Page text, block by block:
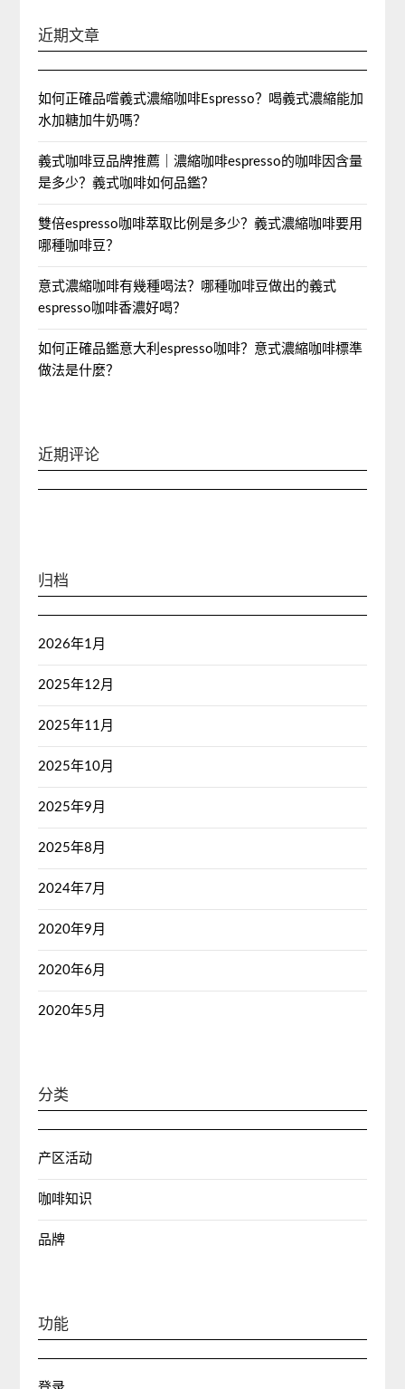
近期文章
如何正確品嚐義式濃縮咖啡Espresso？喝義式濃縮能加
水加糖加牛奶嗎？
義式咖啡豆品牌推薦｜濃縮咖啡espresso的咖啡因含量
是多少？義式咖啡如何品鑑？
雙倍espresso咖啡萃取比例是多少？義式濃縮咖啡要用
哪種咖啡豆？
意式濃縮咖啡有幾種喝法？哪種咖啡豆做出的義式
espresso咖啡香濃好喝？
如何正確品鑑意大利espresso咖啡？意式濃縮咖啡標準
做法是什麼？
近期评论
归档
2026年1月
2025年12月
2025年11月
2025年10月
2025年9月
2025年8月
2024年7月
2020年9月
2020年6月
2020年5月
分类
产区活动
咖啡知识
品牌
功能